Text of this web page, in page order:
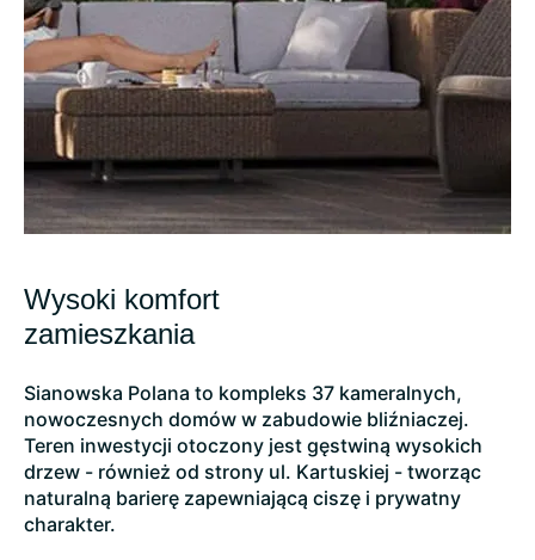
Wysoki komfort
zamieszkania
Sianowska Polana to kompleks 37 kameralnych,
nowoczesnych domów w zabudowie bliźniaczej.
Teren inwestycji otoczony jest gęstwiną wysokich
drzew - również od strony ul. Kartuskiej - tworząc
naturalną barierę zapewniającą ciszę i prywatny
charakter.